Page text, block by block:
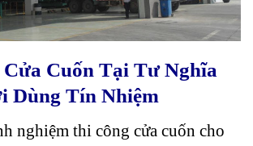
Cuốn Tại Tư Nghĩa
Dùng Tín Nhiệm
nghiệm thi công cửa cuốn cho